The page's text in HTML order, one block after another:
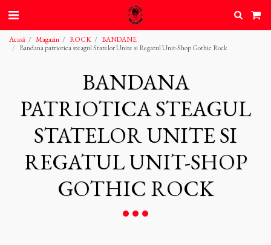
Acasă Magazin ROCK
BANDANE
Bandana patriotica steagul Statelor Unite si Regatul Unit-Shop Gothic Rock
BANDANA
PATRIOTICA STEAGUL
STATELOR UNITE SI
REGATUL UNIT-SHOP
GOTHIC ROCK